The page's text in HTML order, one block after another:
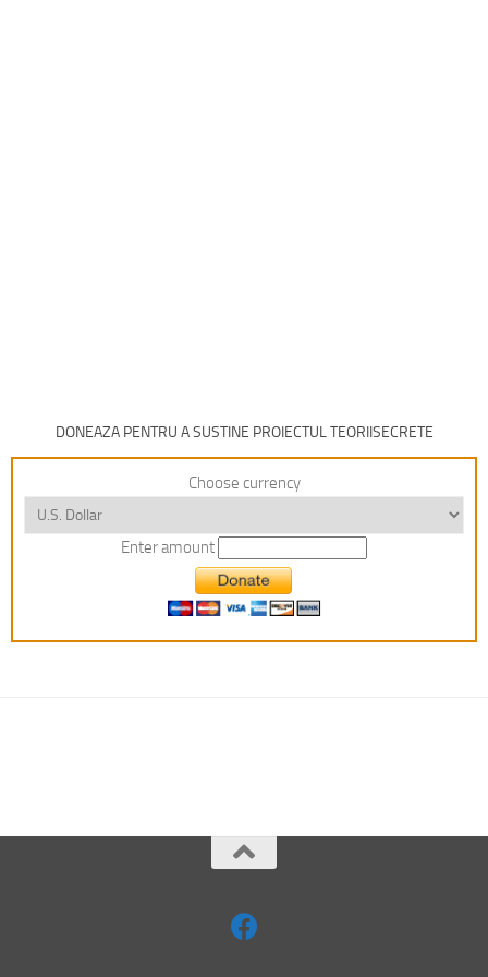
DONEAZA PENTRU A SUSTINE PROIECTUL TEORIISECRETE
Choose currency
Enter amount